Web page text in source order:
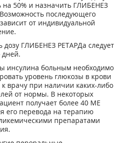
на 50% и назначить ГЛИБЕНЕЗ
последующего
от индивидуальной
дозу ГЛИБЕНЕЗ РЕТАРДа следует
дней.
инсулина больным необходимо
уровень глюкозы в крови
врачу при наличии каких-либо
от нормы. В некоторых
получает более 40 ME
его перевода на терапию
препаратами